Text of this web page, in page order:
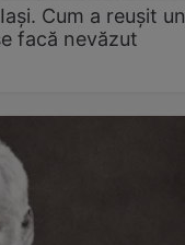
Cum a reușit un
facă nevăzut